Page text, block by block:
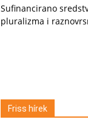
Sufinancirano
pluralizma i
Friss hírek